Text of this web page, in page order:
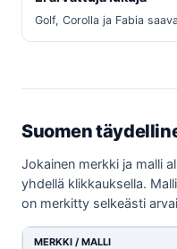
Golf, Corolla ja Fabia
Suomen
Jokainen merkki ja malli
yhdellä klikkauksella.
on merkitty selkeästi
MERKKI / MALLI